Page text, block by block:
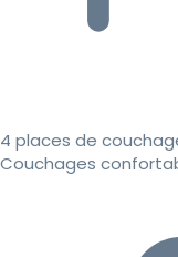
4 places de
Couchages